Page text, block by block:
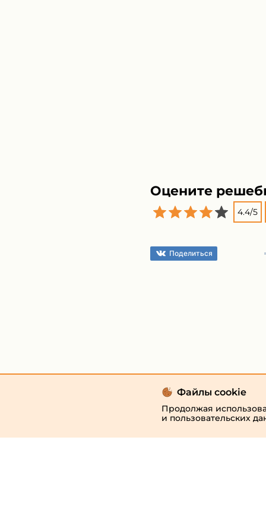
Оцените
4.4/5
Поделиться
Файлы cookie
Продолжая
и пользовательских